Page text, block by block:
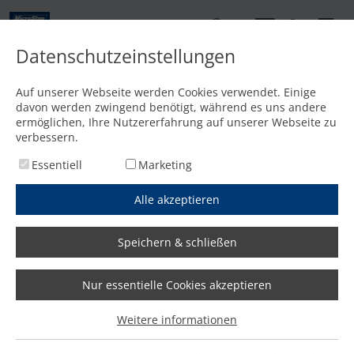
Startseite /Features/Präzision: Konstanter Biegewinkel über die gesamte Länge
Datenschutzeinstellungen
Auf unserer Webseite werden Cookies verwendet. Einige
davon werden zwingend benötigt, während es uns andere
ermöglichen, Ihre Nutzererfahrung auf unserer Webseite zu
verbessern.
Essentiell
Marketing
Alle akzeptieren
Speichern & schließen
Nur essentielle Cookies akzeptieren
Weitere informationen